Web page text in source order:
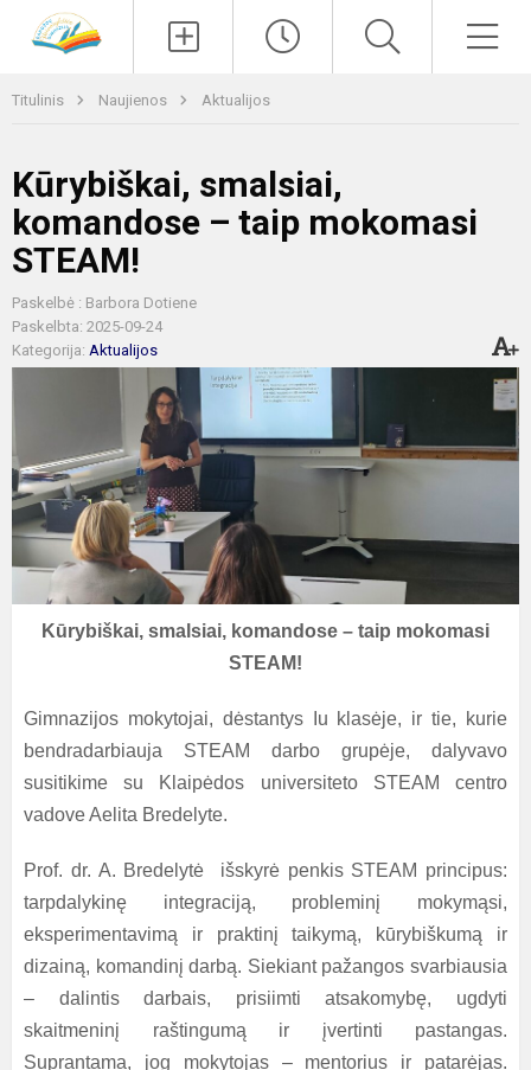
Titulinis Naujienos Aktualijos
Kūrybiškai, smalsiai,
komandose – taip mokomasi
STEAM!
Paskelbė : Barbora Dotiene
Paskelbta: 2025-09-24
Kategorija: Aktualijos
Kūrybiškai, smalsiai, komandose – taip mokomasi
STEAM!
Gimnazijos mokytojai, dėstantys Iu klasėje, ir tie, kurie
bendradarbiauja STEAM darbo grupėje, dalyvavo
susitikime su Klaipėdos universiteto STEAM centro
vadove Aelita Bredelyte.
Prof. dr. A. Bredelytė išskyrė penkis STEAM principus:
tarpdalykinę integraciją, probleminį mokymąsi,
eksperimentavimą ir praktinį taikymą, kūrybiškumą ir
dizainą, komandinį darbą. Siekiant pažangos svarbiausia
– dalintis darbais, prisiimti atsakomybę, ugdyti
skaitmeninį raštingumą ir įvertinti pastangas.
Suprantama, jog mokytojas – mentorius ir patarėjas.